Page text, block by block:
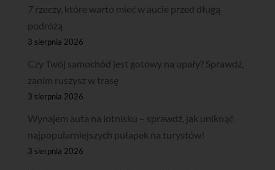
7 rzeczy, które warto mieć w aucie przed długą
podróżą
3 sierpnia 2026
Czy Twój samochód jest gotowy na upały? Sprawdź,
zanim ruszysz w trasę
3 sierpnia 2026
Wynajem auta na lotnisku – sprawdź, jak uniknąć
najpopularniejszych pułapek na turystów!
3 sierpnia 2026